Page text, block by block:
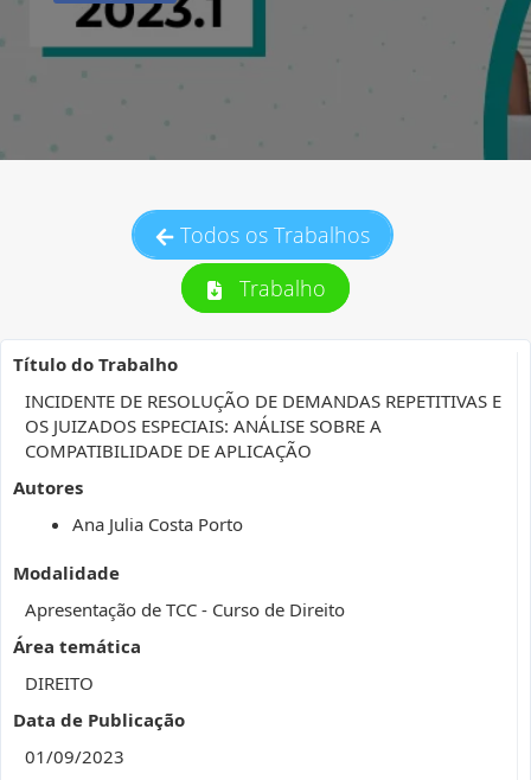
Todos os Trabalhos
Trabalho
Título do Trabalho
INCIDENTE DE RESOLUÇÃO DE DEMANDAS REPETITIVAS E
OS JUIZADOS ESPECIAIS: ANÁLISE SOBRE A
COMPATIBILIDADE DE APLICAÇÃO
Autores
Ana Julia Costa Porto
Modalidade
Apresentação de TCC - Curso de Direito
Área temática
DIREITO
Data de Publicação
01/09/2023